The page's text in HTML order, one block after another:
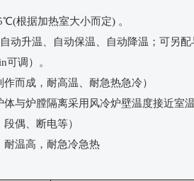
℃(根据加热室大小而定) 。
动升温、自动保温、自动降温；可另
调）。
而成，耐高温、耐急热急冷）
体与炉膛隔离采用风冷炉壁温度接近室温
偶、断电等）
耐温高，耐急冷急热